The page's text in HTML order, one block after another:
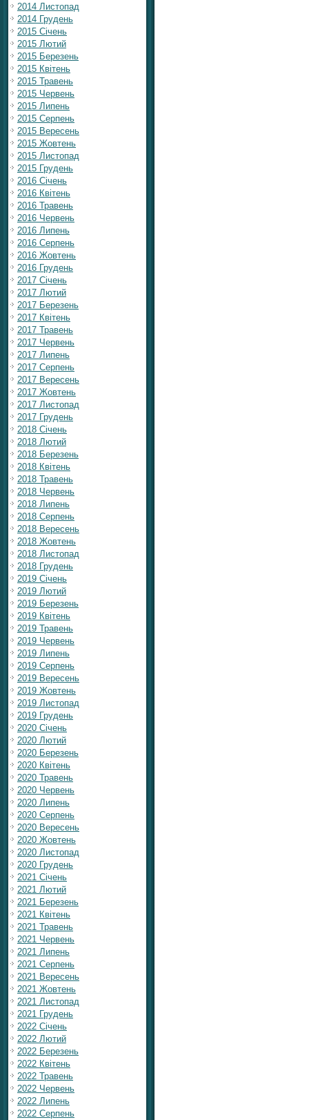
2014 Листопад
2014 Грудень
2015 Січень
2015 Лютий
2015 Березень
2015 Квітень
2015 Травень
2015 Червень
2015 Липень
2015 Серпень
2015 Вересень
2015 Жовтень
2015 Листопад
2015 Грудень
2016 Січень
2016 Квітень
2016 Травень
2016 Червень
2016 Липень
2016 Серпень
2016 Жовтень
2016 Грудень
2017 Січень
2017 Лютий
2017 Березень
2017 Квітень
2017 Травень
2017 Червень
2017 Липень
2017 Серпень
2017 Вересень
2017 Жовтень
2017 Листопад
2017 Грудень
2018 Січень
2018 Лютий
2018 Березень
2018 Квітень
2018 Травень
2018 Червень
2018 Липень
2018 Серпень
2018 Вересень
2018 Жовтень
2018 Листопад
2018 Грудень
2019 Січень
2019 Лютий
2019 Березень
2019 Квітень
2019 Травень
2019 Червень
2019 Липень
2019 Серпень
2019 Вересень
2019 Жовтень
2019 Листопад
2019 Грудень
2020 Січень
2020 Лютий
2020 Березень
2020 Квітень
2020 Травень
2020 Червень
2020 Липень
2020 Серпень
2020 Вересень
2020 Жовтень
2020 Листопад
2020 Грудень
2021 Січень
2021 Лютий
2021 Березень
2021 Квітень
2021 Травень
2021 Червень
2021 Липень
2021 Серпень
2021 Вересень
2021 Жовтень
2021 Листопад
2021 Грудень
2022 Січень
2022 Лютий
2022 Березень
2022 Квітень
2022 Травень
2022 Червень
2022 Липень
2022 Серпень